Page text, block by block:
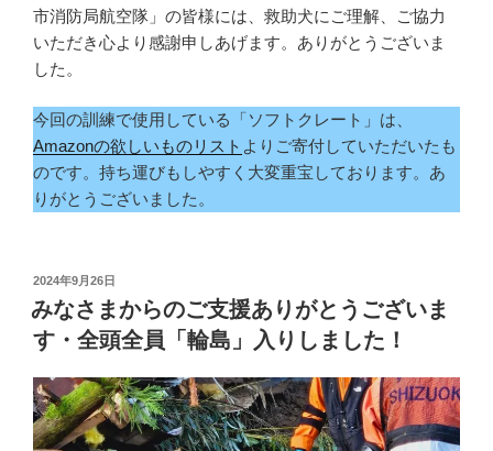
市消防局航空隊」の皆様には、救助犬にご理解、ご協力
いただき心より感謝申しあげます。ありがとうございま
した。
今回の訓練で使用している「ソフトクレート」は、
Amazonの欲しいものリスト よりご寄付していただいたも
のです。持ち運びもしやすく大変重宝しております。あ
りがとうございました。
投
稿
日:
2024年9月26日
みなさまからのご支援ありがとうございま
す・全頭全員「輪島」入りしました！